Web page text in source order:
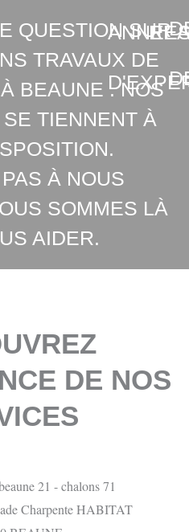
QUESTION SUR
TRAVAUX DE
BEAUNE . NOS
TIENNENT À
À NOUS
SOMMES LÀ
AIDER.
DE NOS